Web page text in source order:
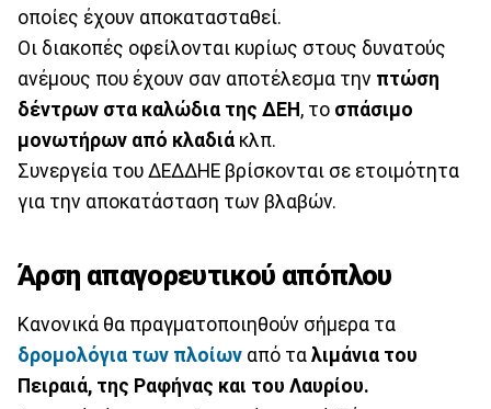
οποίες έχουν αποκατασταθεί.
Οι διακοπές οφείλονται κυρίως στους δυνατούς
ανέμους που έχουν σαν αποτέλεσμα την πτώση
δέντρων στα καλώδια της ΔΕΗ, το σπάσιμο
μονωτήρων από κλαδιά κλπ.
Συνεργεία του ΔΕΔΔΗΕ βρίσκονται σε ετοιμότητα
για την αποκατάσταση των βλαβών.
Άρση απαγορευτικού απόπλου
Κανονικά θα πραγματοποιηθούν σήμερα τα
δρομολόγια των πλοίων από τα λιμάνια του
Πειραιά, της Ραφήνας και του Λαυρίου.